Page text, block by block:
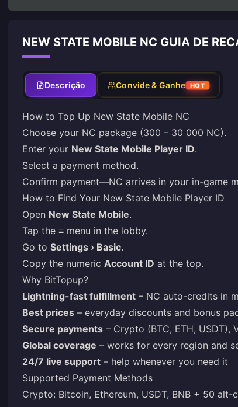
NEW STATE MOBILE NC GUIA DE
Descrição Convide & Ganhe HOT
How to Top Up New State Mobile NC
Choose your NC package (300 – 30 000 NC).
Enter your New State Mobile Player ID.
Select a payment method.
Confirm payment—NC arrives in your in-game
How to Find Your New State Mobile Player ID
Open New State Mobile.
Tap the ≡ menu in the lobby.
Go to Settings › Basic.
Copy the numeric Account ID at the top.
Why BitTopup?
Lightning-fast fulfillment – NC auto-credits in
Best prices – everyday discounts and bonus
Secure payments – Crypto (BTC, ETH, USDT),
Global coverage – works for every region and
24/7 live support – help whenever you need it
Supported Payment Methods
Crypto: Bitcoin, Ethereum, USDT, BNB + 50 alt-